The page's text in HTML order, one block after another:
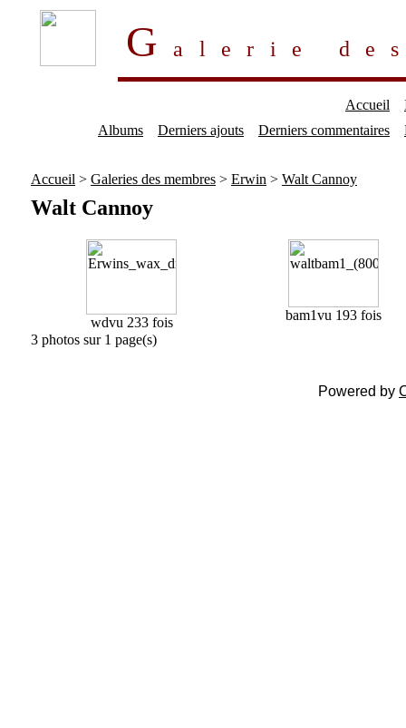
Galerie
Accueil
Albums
Derniers ajouts Derniers commentaires
Accueil > Galeries des membres > Erwin > Walt Cannoy
Walt Cannoy
wdvu 233 fois bam1vu 193 fois
3 photos sur 1 page(s)
Powered by